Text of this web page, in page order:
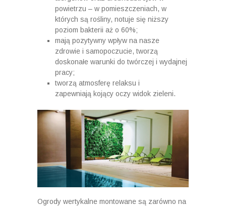
powietrzu – w pomieszczeniach, w
których są rośliny, notuje się niższy
poziom bakterii aż o 60%;
mają pozytywny wpływ na nasze
zdrowie i samopoczucie, tworzą
doskonałe warunki do twórczej i wydajnej
pracy;
tworzą atmosferę relaksu i
zapewniają kojący oczy widok zieleni.
Ogrody wertykalne montowane są zarówno na